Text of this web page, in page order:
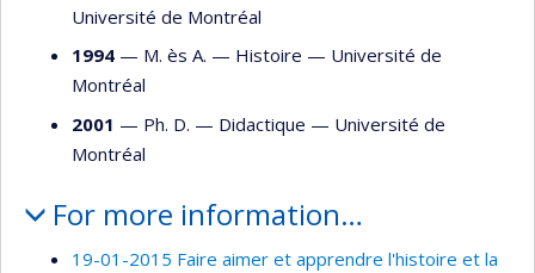
Université de Montréal
1994 — M. ès A. — Histoire — Université de
Montréal
2001 — Ph. D. — Didactique — Université de
Montréal
For more information…
19-01-2015 Faire aimer et apprendre l'histoire et la